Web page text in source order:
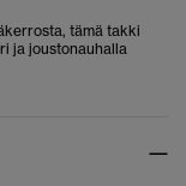
tämä takki
ja joustonauhalla